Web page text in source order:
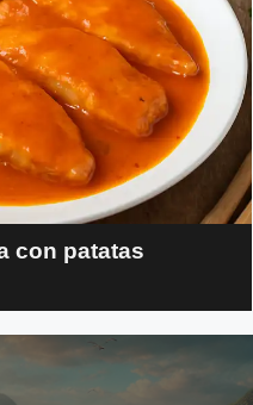
con patatas